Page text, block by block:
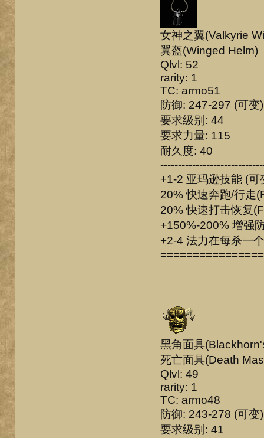
女神之翼(Valkyrie
翼盔(Winged Helm)
Qlvl: 52
rarity: 1
TC: armo51
防御: 247-297 (可
要求级别: 44
要求力量: 115
耐久度: 40
+1-2 亚玛逊技能 (可
20% 快速奔跑/行走
20% 快速打击恢复
+150%-200% 增强
+2-4 法力在每杀一
黑角面具
死亡面具(Death
Qlvl: 49
rarity: 1
TC: armo48
防御: 243-278 (可
要求级别: 41